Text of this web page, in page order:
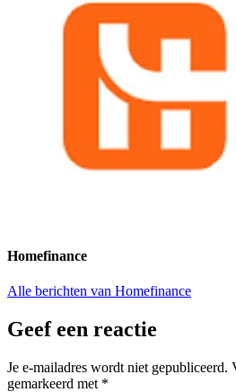
Homefinance
Alle berichten van Homefinance
Geef een reactie
Je e-mailadres wordt niet gepubliceerd.
gemarkeerd met *